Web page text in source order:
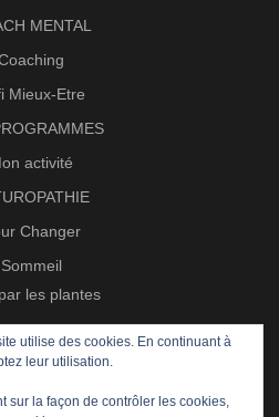
MENTAL
Mieux-Etre
activité
Changer
Sommeil
les plantes
Trail
Stress
utilise des cookies. En continuant à
leur utilisation.
sur la façon de contrôler les cookies,